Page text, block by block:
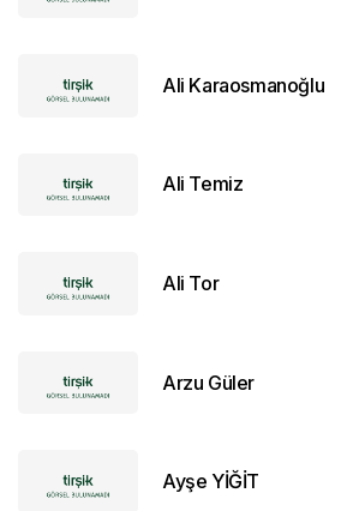
Ali Karaosmanoğlu
Ali Temiz
Ali Tor
Arzu Güler
Ayşe YİĞİT